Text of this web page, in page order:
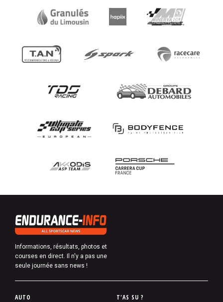
Informations, résultats, photos et
courses en direct. Il n'y a pas une
seule journée sans news !
P
AUTO T'AS SU ?